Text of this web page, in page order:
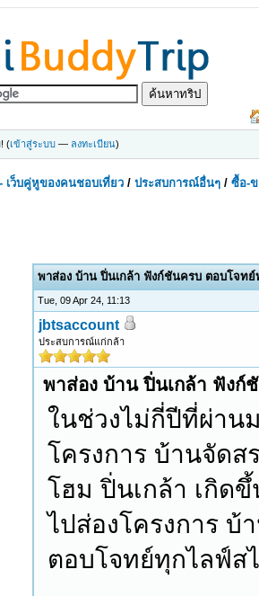
(เข้าสู่ระบบ — ลงทะเบียน)
เว็บคู่หูของคนชอบเที่ยว /ประสบการณ์อื่นๆ /ซื้อ-ข
พาส่อง บ้าน ปิ่นเกล้า ฟังก์ชันครบ ตอบโจท
Tue, 09 Apr 24, 11:13
jbtsaccount
ประสบการณ์แก่กล้า
พาส่อง บ้าน ปิ่นเกล้า ฟังก์
ในช่วงไม่กี่ปีที่ผ่าน
โครงการ บ้านจัด
โฮม ปิ่นเกล้า เกิด
ไปส่องโครงการ บ้
ตอบโจทย์ทุกไลฟ์ส